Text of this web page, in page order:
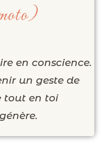
en conscience.
un geste de
tout en toi